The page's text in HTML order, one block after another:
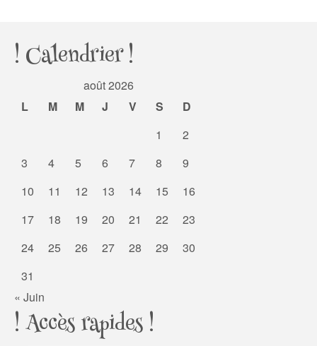
! Calendrier !
août 2026
L
M M J V S
D
1
2
3
4 5 6 7 8
9
10
11 12 13 14 15
16
17
18 19 20 21 22
23
24
25 26 27 28 29
30
31
« Juin
! Accès rapides !